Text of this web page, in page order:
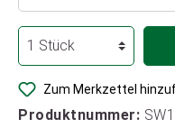
Zum Merkzettel
Produktnummer: